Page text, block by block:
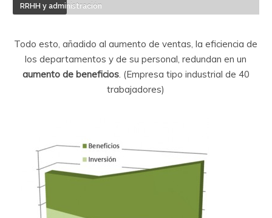
RRHH y administración
Todo esto, añadido al aumento de ventas, la eficiencia de
los departamentos y de su personal, redundan en un
aumento de beneficios. (Empresa tipo industrial de 40
trabajadores)